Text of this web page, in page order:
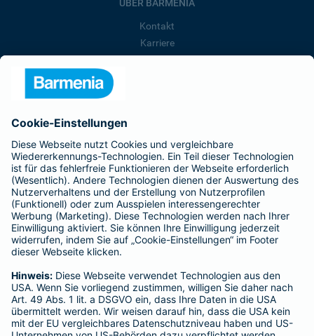
ÜBER BARMENIA
Kontakt
Karriere
Barmenia ist Teil der BarmeniaGothaer
BELIEBTE SEITEN
Kranken-Zusatzversicherung
Tierversicherungen
Haftpflichtversicherung
Hausratversicherung
Adresse ändern
Schaden melden
Kilometerstandsmeldung